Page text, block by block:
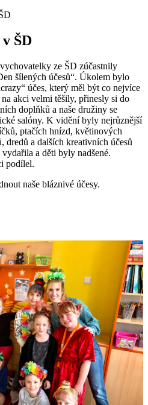
ŠD
ze ŠD zúčastnily
šílených účesů“. Úkolem bylo
účes, který měl být co nejvíce
akci velmi těšily, přinesly si do
doplňků a naše družiny se
salóny. K vidění byly nejrůznější
ptačích hnízd, květinových
dredů a dalších kreativních účesů
a děti byly nadšené.
podílel.
naše bláznivé účesy.